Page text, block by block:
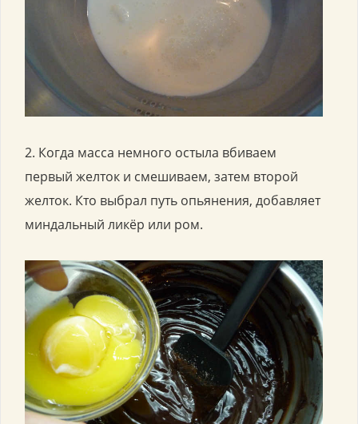
2. Когда масса немного остыла вбиваем
первый желток и смешиваем, затем второй
желток. Кто выбрал путь опьянения, добавляет
миндальный ликёр или ром.